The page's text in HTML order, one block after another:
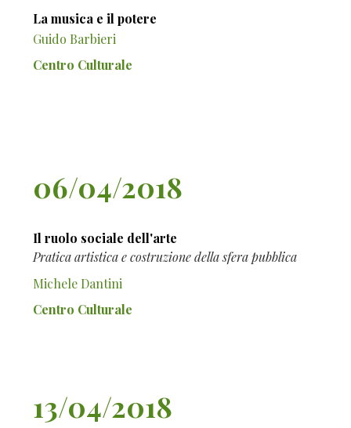
La musica e il potere
Guido Barbieri
Centro Culturale
06/04/2018
Il ruolo sociale dell'arte
Pratica artistica e costruzione della sfera pubblica
Michele Dantini
Centro Culturale
13/04/2018